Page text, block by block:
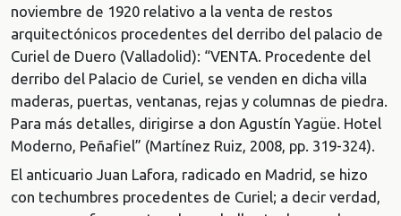
noviembre de 1920 relativo a la venta de restos
arquitectónicos procedentes del derribo del palacio de
Curiel de Duero (Valladolid): “VENTA. Procedente del
derribo del Palacio de Curiel, se venden en dicha villa
maderas, puertas, ventanas, rejas y columnas de piedra.
Para más detalles, dirigirse a don Agustín Yagüe. Hotel
Moderno, Peñafiel” (Martínez Ruiz, 2008, pp. 319-324).
El anticuario Juan Lafora, radicado en Madrid, se hizo
con techumbres procedentes de Curiel; a decir verdad,